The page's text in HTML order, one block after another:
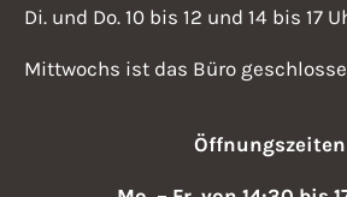
Di. und Do. 10 bis 12 und 14 bis 17
Mittwochs ist das Büro
Öffnungszeiten